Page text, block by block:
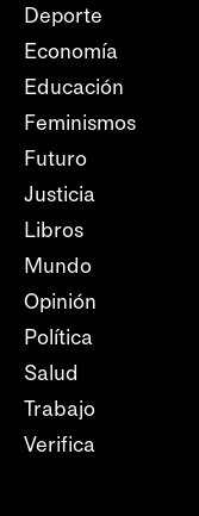
Deporte
Economía
Educación
Feminismos
Futuro
Justicia
Libros
Mundo
Opinión
Política
Salud
Trabajo
Verifica